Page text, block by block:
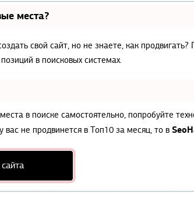
места?
свой сайт, но не знаете, как
в поисковых системах.
в поиске самостоятельно, попробуйте
не продвинется в Топ10 за месяц, то в